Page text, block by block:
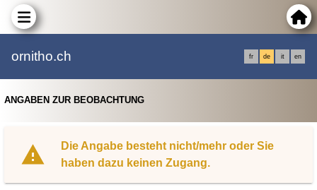
ornitho.ch fr de it en
ANGABEN ZUR BEOBACHTUNG
Die Angabe besteht nicht/mehr oder Sie
haben dazu keinen Zugang.